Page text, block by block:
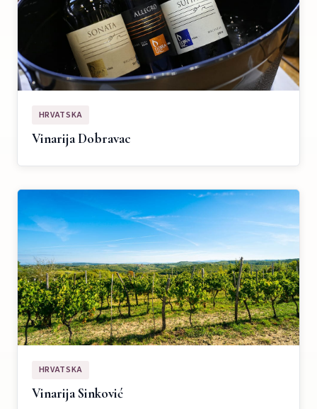
HRVATSKA
Vinarija Dobravac
HRVATSKA
Vinarija Sinković